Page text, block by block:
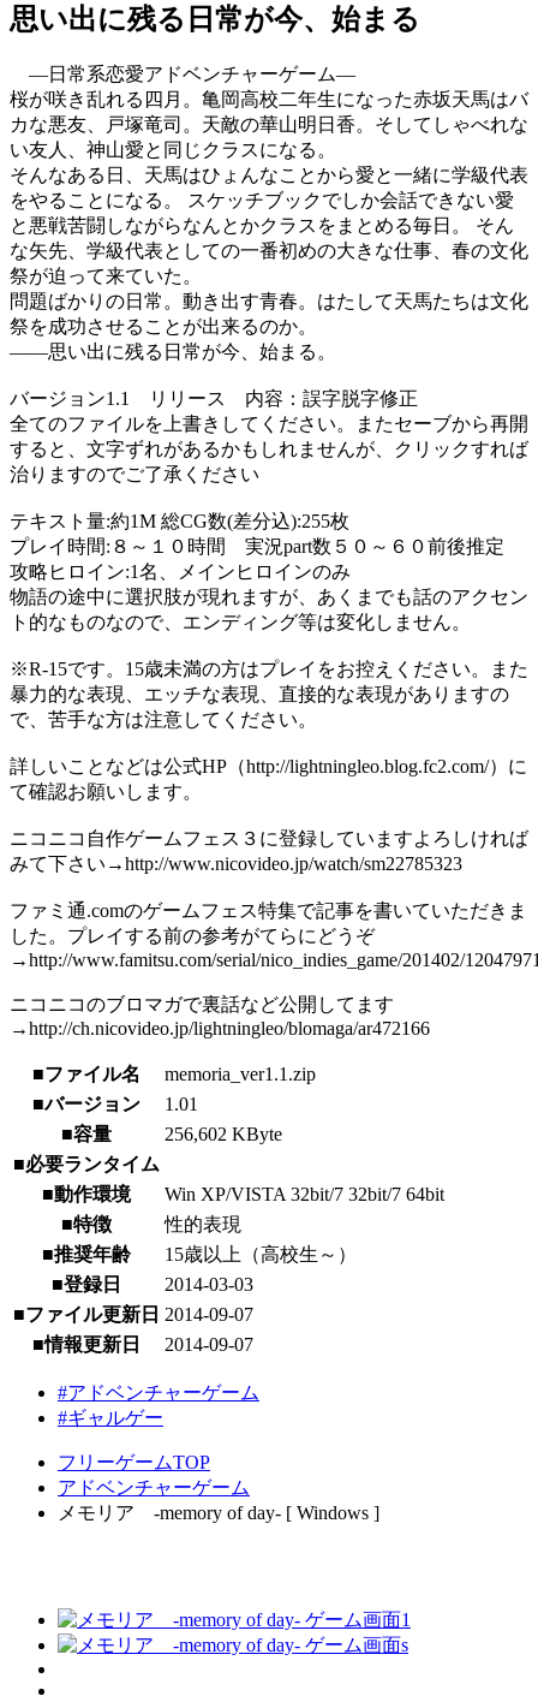
思い出に残る日常が今、始まる
―日常系恋愛アドベンチャーゲーム―
桜が咲き乱れる四月。亀岡高校二年生になった赤坂天馬はバ
カな悪友、戸塚竜司。天敵の華山明日香。そしてしゃべれな
い友人、神山愛と同じクラスになる。
そんなある日、天馬はひょんなことから愛と一緒に学級代表
をやることになる。 スケッチブックでしか会話できない愛
と悪戦苦闘しながらなんとかクラスをまとめる毎日。 そん
な矢先、学級代表としての一番初めの大きな仕事、春の文化
祭が迫って来ていた。
問題ばかりの日常。動き出す青春。はたして天馬たちは文化
祭を成功させることが出来るのか。
――思い出に残る日常が今、始まる。
バージョン1.1 リリース 内容：誤字脱字修正
全てのファイルを上書きしてください。またセーブから再開
すると、文字ずれがあるかもしれませんが、クリックすれば
治りますのでご了承ください
テキスト量:約1M 総CG数(差分込):255枚
プレイ時間:８～１０時間 実況part数５０～６０前後推定
攻略ヒロイン:1名、メインヒロインのみ
物語の途中に選択肢が現れますが、あくまでも話のアクセン
ト的なものなので、エンディング等は変化しません。
※R-15です。15歳未満の方はプレイをお控えください。また
暴力的な表現、エッチな表現、直接的な表現がありますの
で、苦手な方は注意してください。
詳しいことなどは公式HP（http://lightningleo.blog.fc2.com/）に
て確認お願いします。
ニコニコ自作ゲームフェス３に登録していますよろしければ
みて下さい→http://www.nicovideo.jp/watch/sm22785323
ファミ通.comのゲームフェス特集で記事を書いていただきま
した。プレイする前の参考がてらにどうぞ
→http://www.famitsu.com/serial/nico_indies_game/201402/
ニコニコのブロマガで裏話など公開してます
→http://ch.nicovideo.jp/lightningleo/blomaga/ar472166
■ファイル名
memoria_ver1.1.zip
■バージョン
1.01
■容量
256,602 KByte
■必要ランタイム
■動作環境
Win XP/VISTA 32bit/7 32bit/7 64bit
■特徴
性的表現
■推奨年齢
15歳以上（高校生～）
■登録日
2014-03-03
■ファイル更新日 2014-09-07
■情報更新日
2014-09-07
#アドベンチャーゲーム
#ギャルゲー
フリーゲームTOP
アドベンチャーゲーム
メモリア -memory of day- [ Windows ]